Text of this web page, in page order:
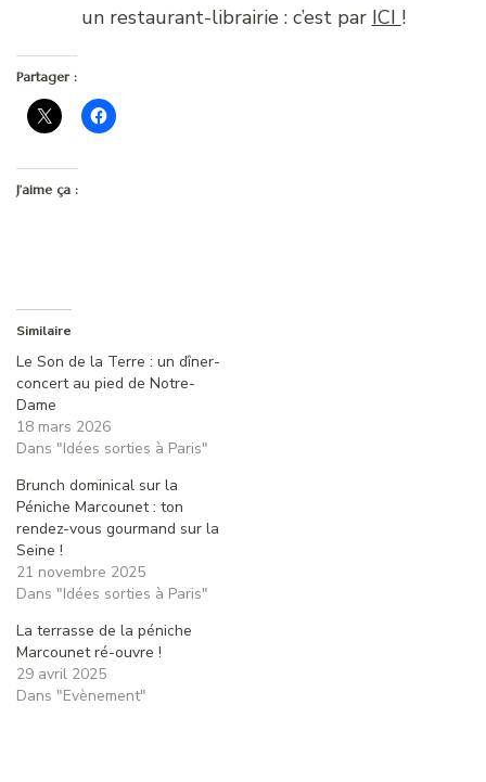
un restaurant-librairie : c’est par ICI !
Partager :
J’aime ça :
Similaire
Le Son de la Terre : un dîner-
concert au pied de Notre-
Dame
18 mars 2026
Dans "Idées sorties à Paris"
Brunch dominical sur la
Péniche Marcounet : ton
rendez-vous gourmand sur la
Seine !
21 novembre 2025
Dans "Idées sorties à Paris"
La terrasse de la péniche
Marcounet ré-ouvre !
29 avril 2025
Dans "Evènement"